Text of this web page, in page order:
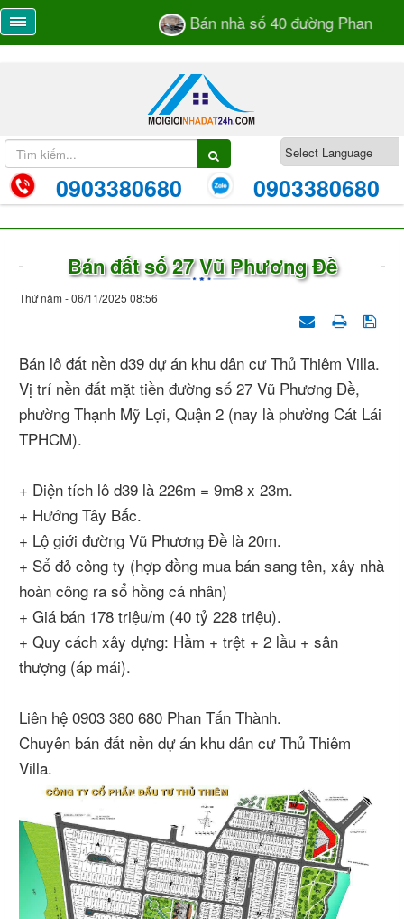
Bán nhà số 40 đường Phan Bá
0903380680 0903380680
Bán đất số 27 Vũ Phương Đề
Thứ năm - 06/11/2025 08:56
Bán lô đất nền d39 dự án khu dân cư Thủ Thiêm Villa.
Vị trí nền đất mặt tiền đường số 27 Vũ Phương Đề,
phường Thạnh Mỹ Lợi, Quận 2 (nay là phường Cát Lái
TPHCM).
+ Diện tích lô d39 là 226m = 9m8 x 23m.
+ Hướng Tây Bắc.
+ Lộ giới đường Vũ Phương Đề là 20m.
+ Sổ đỏ công ty (hợp đồng mua bán sang tên, xây nhà
hoàn công ra sổ hồng cá nhân)
+ Giá bán 178 triệu/m (40 tỷ 228 triệu).
+ Quy cách xây dựng: Hầm + trệt + 2 lầu + sân
thượng (áp mái).
Liên hệ 0903 380 680 Phan Tấn Thành.
Chuyên bán đất nền dự án khu dân cư Thủ Thiêm
Villa.